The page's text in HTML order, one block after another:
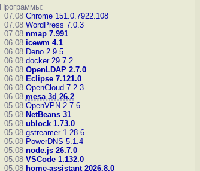
Программы:
07.08 Chrome 151.0.7922.108
07.08 WordPress 7.0.3
07.08 nmap 7.991
06.08 icewm 4.1
06.08 Deno 2.9.5
06.08 docker 29.7.2
06.08 OpenLDAP 2.7.0
06.08 Eclipse 7.121.0
06.08 OpenCloud 7.2.3
06.08 mesa 3d 26.2
05.08 OpenVPN 2.7.6
05.08 NetBeans 31
05.08 ublock 1.73.0
05.08 gstreamer 1.28.6
05.08 PowerDNS 5.1.4
05.08 node.js 26.7.0
05.08 VSCode 1.132.0
05.08 home-assistant 2026.8.0